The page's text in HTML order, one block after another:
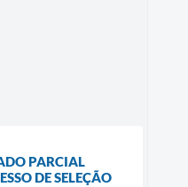
PARCIAL
DE SELEÇÃO